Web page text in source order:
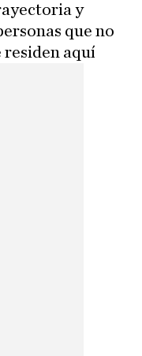
y
que no
residen aquí